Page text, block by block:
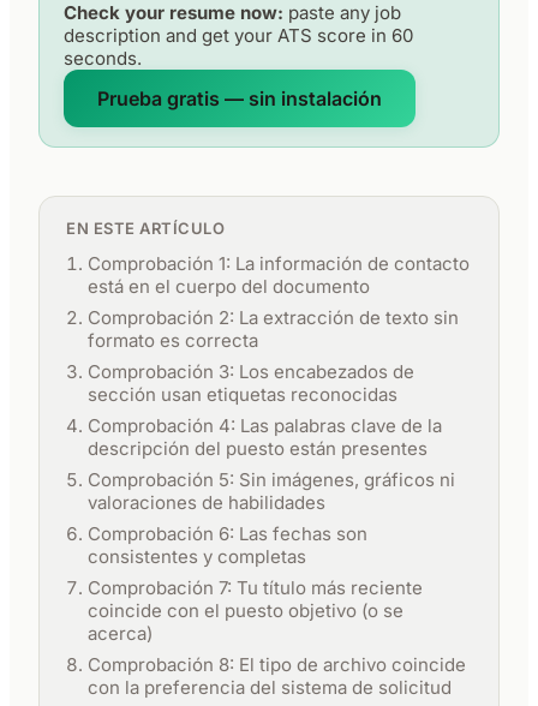
Check your resume now: paste any job
description and get your ATS score in 60
seconds.
Prueba gratis — sin instalación
EN ESTE ARTÍCULO
Comprobación 1: La información de contacto
está en el cuerpo del documento
Comprobación 2: La extracción de texto sin
formato es correcta
Comprobación 3: Los encabezados de
sección usan etiquetas reconocidas
Comprobación 4: Las palabras clave de la
descripción del puesto están presentes
Comprobación 5: Sin imágenes, gráficos ni
valoraciones de habilidades
Comprobación 6: Las fechas son
consistentes y completas
Comprobación 7: Tu título más reciente
coincide con el puesto objetivo (o se
acerca)
Comprobación 8: El tipo de archivo coincide
con la preferencia del sistema de solicitud